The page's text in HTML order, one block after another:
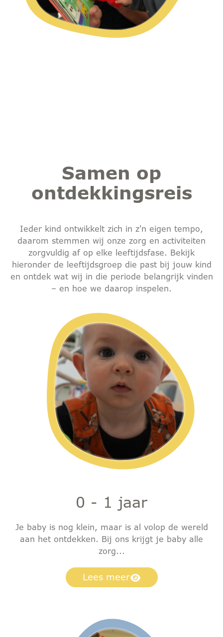
Samen op
ontdekkingsreis
Ieder kind ontwikkelt zich in z'n eigen tempo,
daarom stemmen wij onze zorg en activiteiten
zorgvuldig af op elke leeftijdsfase. Bekijk
hieronder de leeftijdsgroep die past bij jouw kind
en ontdek wat wij in die periode belangrijk vinden
– en hoe we daarop inspelen.
0 - 1 jaar
Je baby is nog klein, maar is al volop de wereld
aan het ontdekken. Bij ons krijgt je baby alle
zorg...
Lees meer